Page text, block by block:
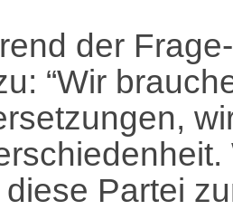
der
“Wir
Partei